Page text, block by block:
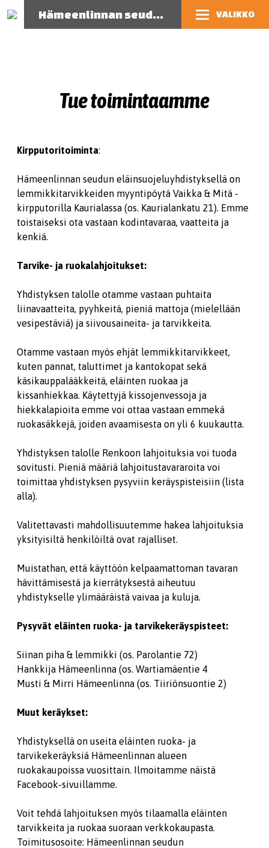
Hämeenlinnan seudun eläinsuojeluyhdistys VALIKKO
Tue toimintaamme
Kirpputoritoiminta:
Hämeenlinnan seudun eläinsuojeluyhdistyksellä on
lemmikkitarvikkeiden myyntipöytä Vaikka & Mitä -
kirpputorilla Kaurialassa (os. Kaurialankatu 21). Emme
toistaiseksi ota vastaan kodintavaraa, vaatteita ja
kenkiä.
Tarvike- ja ruokalahjoitukset:
Yhdistyksen talolle otamme vastaan puhtaita
liinavaatteita, pyyhkeitä, pieniä mattoja (mielellään
vesipestäviä) ja siivousaineita- ja tarvikkeita.
Otamme vastaan myös ehjät lemmikkitarvikkeet,
kuten pannat, taluttimet ja kantokopat sekä
käsikauppalääkkeitä, eläinten ruokaa ja
kissanhiekkaa. Käytettyjä kissojenvessoja ja
hiekkalapioita emme voi ottaa vastaan emmekä
ruokasäkkejä, joiden avaamisesta on yli 6 kuukautta.
Yhdistyksen talolle Renkoon lahjoituksia voi tuoda
sovitusti. Pieniä määriä lahjoitustavararoita voi
toimittaa yhdistyksen pysyviin keräyspisteisiin (lista
alla).
Valitettavasti mahdollisuutemme hakea lahjoituksia
yksityisiltä henkilöiltä ovat rajalliset.
Muistathan, että käyttöön kelpaamattoman tavaran
hävittämisestä ja kierrätyksestä aiheutuu
yhdistykselle ylimääräistä vaivaa ja kuluja.
Pysyvät eläinten ruoka- ja tarvikekeräyspisteet:
Siinan piha & lemmikki (os. Parolantie 72)
Hankkija Hämeenlinna (os. Wartiamäentie 4
Musti & Mirri Hämeenlinna (os. Tiiriönsuontie 2)
Muut keräykset:
Yhdistyksellä on useita eläinten ruoka- ja
tarvikekeräyksiä Hämeenlinnan alueen
ruokakaupoissa vuosittain. Ilmoitamme näistä
Facebook-sivuillamme.
Voit tehdä lahjoituksen myös tilaamalla eläinten
tarvikkeita ja ruokaa suoraan verkkokaupasta.
Toimitusosoite: Hämeenlinnan seudun